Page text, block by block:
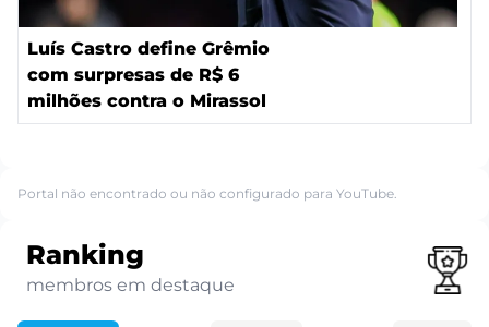
Luís Castro define Grêmio
com surpresas de R$ 6
milhões contra o Mirassol
Portal não encontrado ou não configurado para YouTube.
Ranking
membros em destaque